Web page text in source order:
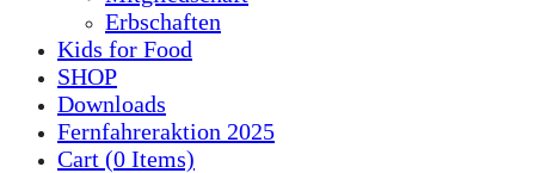
Erbschaften
Kids for Food
SHOP
Downloads
Fernfahreraktion 2025
Cart (0 Items)